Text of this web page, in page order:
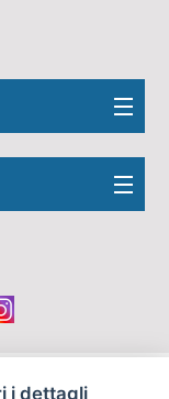
reperite da
i dettagli